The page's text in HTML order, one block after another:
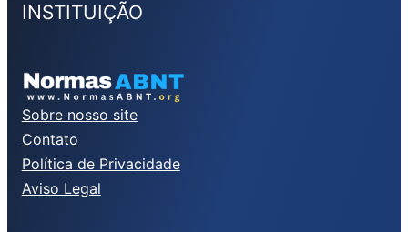
INSTITUIÇÃO
Sobre nosso site
Contato
Política de Privacidade
Aviso Legal